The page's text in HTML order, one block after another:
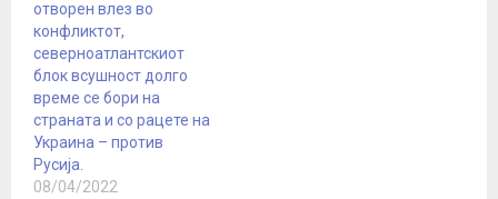
отворен влез во
конфликтот,
северноатлантскиот
блок всушност долго
време се бори на
страната и со рацете на
Украина – против
Русија.
08/04/2022